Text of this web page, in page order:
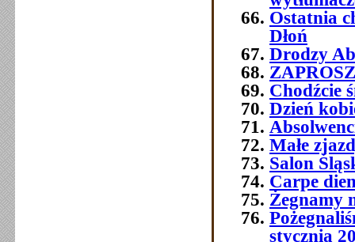
Ostatnia
Dłoń
Drodzy
Chodźcie
Dzień
Małe
Salon
Carpe
Żegnamy
stycznia